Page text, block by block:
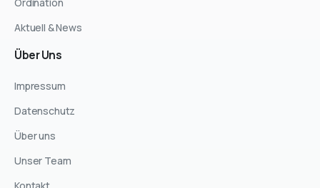
Ordination
Aktuell & News
ÜberUns
Impressum
Datenschutz
Über uns
Unser Team